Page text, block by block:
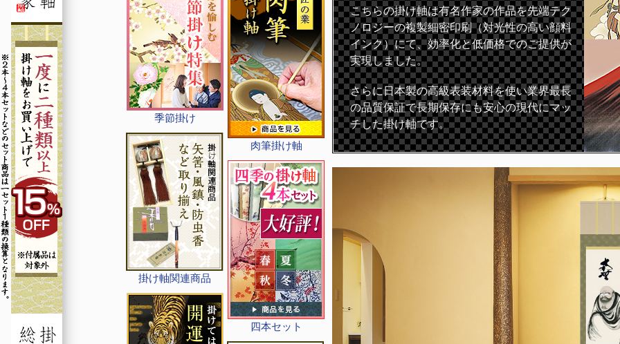
季節掛け
掛け軸関連商品
肉筆掛け軸
四本セット
こちらの掛け軸は有名作家の作品を先端テク
ノロジーの複製細密印刷（対光性の高い顔料
インク）にて、効率化と低価格でのご提供が
実現しました。
さらに日本製の高級表装材料を使い業界最長
の品質保証で長期保存にも安心の現代にマッ
チした掛け軸です。